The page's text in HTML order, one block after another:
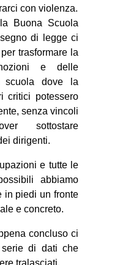
ORIENTE
con violenza.
Buona Scuola
di legge ci
trasformare la
e delle
scuola dove la
critici potessero
senza vincoli
sottostare
dirigenti.
e tutte le
abbiamo
in piedi un fronte
e concreto.
concluso ci
di dati che